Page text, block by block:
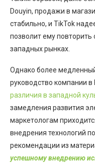
Douyin, продажи в
стабильно, и TikTok
позволит ему повторить
западных рынках.
Однако более
руководство компании в
различия в западной
замедления развития
маркетологам
внедрения технологий
рекомендации из
успешному внедрению